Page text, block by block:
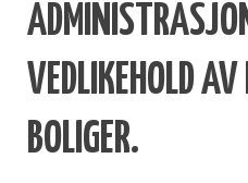
VEDLIKEHOLD AV
BOLIGER.